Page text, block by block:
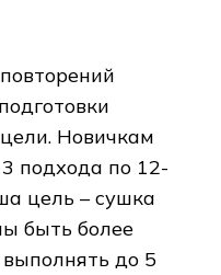
Новичкам
подхода по 12-
цель – сушка
быть более
до 5